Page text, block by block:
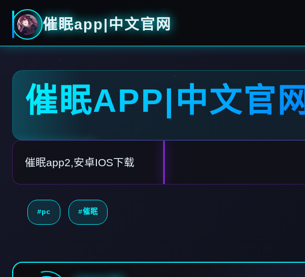
催眠app|中文官网
催眠APP|中文官网
催眠app2,安卓IOS下载
#pc #催眠